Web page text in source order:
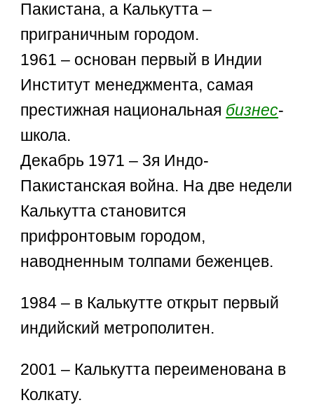
Пакистана, а Калькутта –
приграничным городом.
1961 – основан первый в Индии
Институт менеджмента, самая
престижная национальная бизнес-
школа.
Декабрь 1971 – 3я Индо-
Пакистанская война. На две недели
Калькутта становится
прифронтовым городом,
наводненным толпами беженцев.
1984 – в Калькутте открыт первый
индийский метрополитен.
2001 – Калькутта переименована в
Колкату.